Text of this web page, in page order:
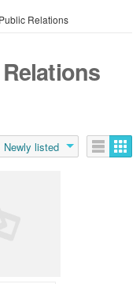
Relations
Newly listed